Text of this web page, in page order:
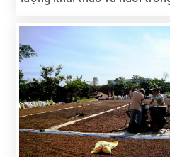
năm 2011; trong đó sản
ngàn tấn, tăng 1,2%, sản
512 ngàn tấn, tăng 5,2%.